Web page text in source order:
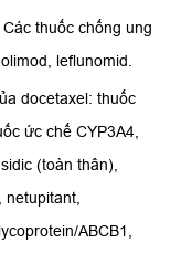
thuốc chống ung
leflunomid.
docetaxel: thuốc
ức chế CYP3A4,
(toàn thân),
ABCB1,